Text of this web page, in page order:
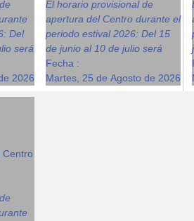
Del
será
2026
El horario provisional de
apertura del Centro durante el
periodo estival 2026: Del 15
de junio al 10 de julio será
Fecha :
Martes, 25 de Agosto de 2026
Centro